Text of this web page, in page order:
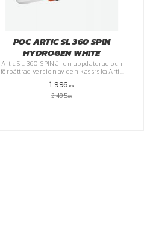
POC ARTIC SL 360 SPIN
HYDROGEN WHITE
Artic SL 360 SPIN är en uppdaterad och
förbättrad version av den klassiska Artic
SL slalomhjälmen.
1 996 KR
2 495KR